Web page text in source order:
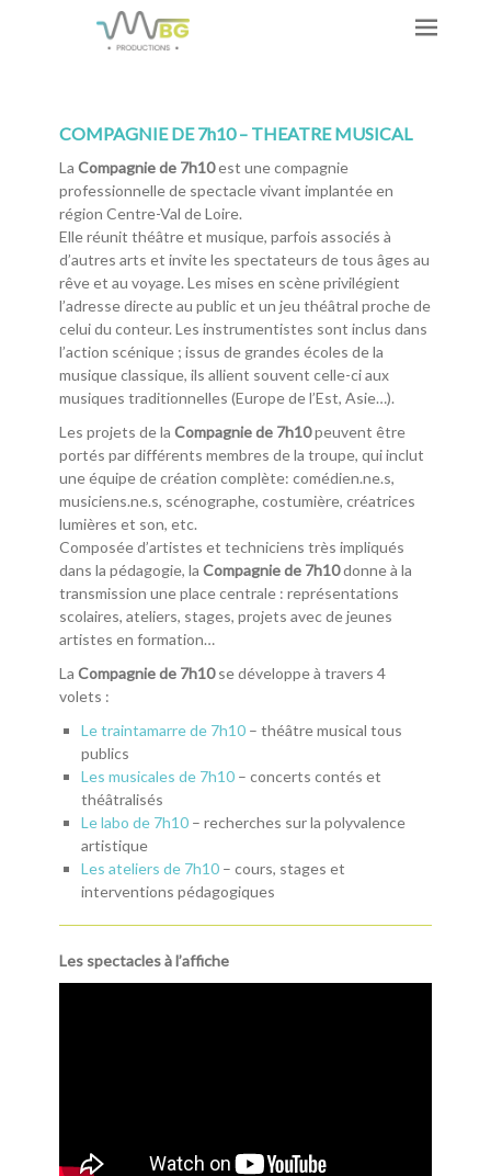
COMPAGNIE DE 7h10 – THEATRE MUSICAL
La Compagnie de 7h10est une compagnie
professionnelle de spectacle vivant implantée en
région Centre-Val de Loire.
Elle réunit théâtre et musique, parfois associés à
d’autres arts et invite les spectateurs de tous âges au
rêve et au voyage. Les mises en scène privilégient
l’adresse directe au public et un jeu théâtral proche de
celui du conteur. Les instrumentistes sont inclus dans
l’action scénique ; issus de grandes écoles de la
musique classique, ils allient souvent celle-ci aux
musiques traditionnelles (Europe de l’Est, Asie…).
Les projets de la Compagnie de 7h10peuvent être
portés par différents membres de la troupe, qui inclut
une équipe de création complète: comédien.ne.s,
musiciens.ne.s, scénographe, costumière, créatrices
lumières et son, etc.
Composée d’artistes et techniciens très impliqués
dans la pédagogie, la Compagnie de 7h10donne à la
transmission une place centrale : représentations
scolaires, ateliers, stages, projets avec de jeunes
artistes en formation…
La Compagnie de 7h10se développe à travers 4
volets :
Le traintamarre de 7h10 – théâtre musical tous
publics
Les musicales de 7h10 – concerts contés et
théâtralisés
Le labo de 7h10 – recherches sur la polyvalence
artistique
Les ateliers de 7h10 – cours, stages et
interventions pédagogiques
Les spectacles à l’affiche